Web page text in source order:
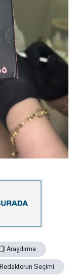
Araşdırma
Redaktorun Seçimi